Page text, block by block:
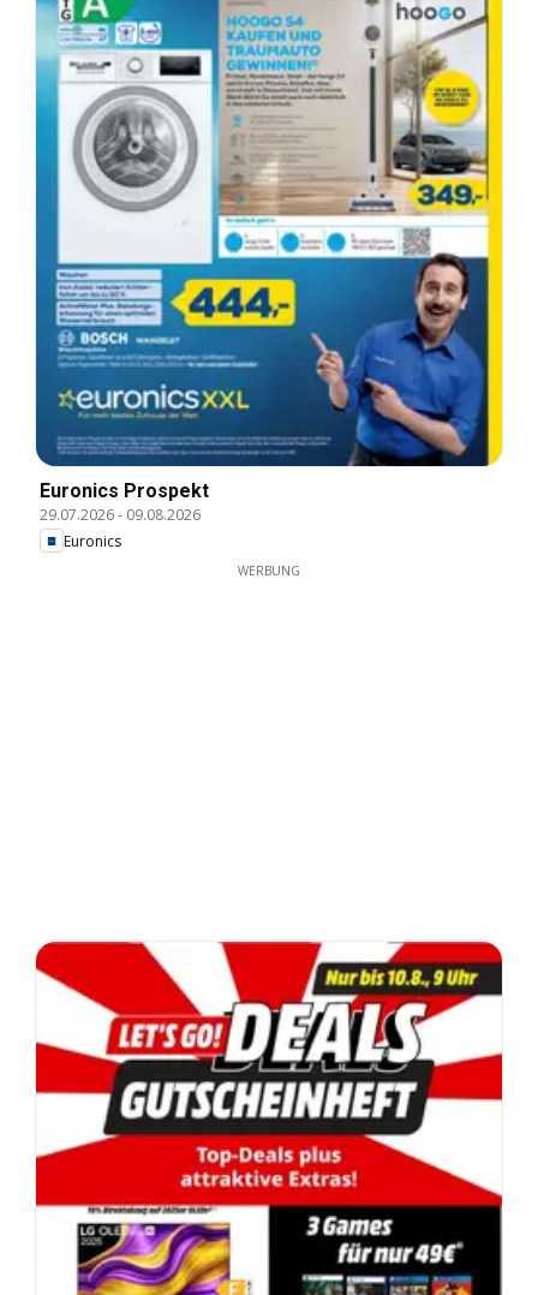
Euronics Prospekt
29.07.2026- 09.08.2026
Euronics
WERBUNG